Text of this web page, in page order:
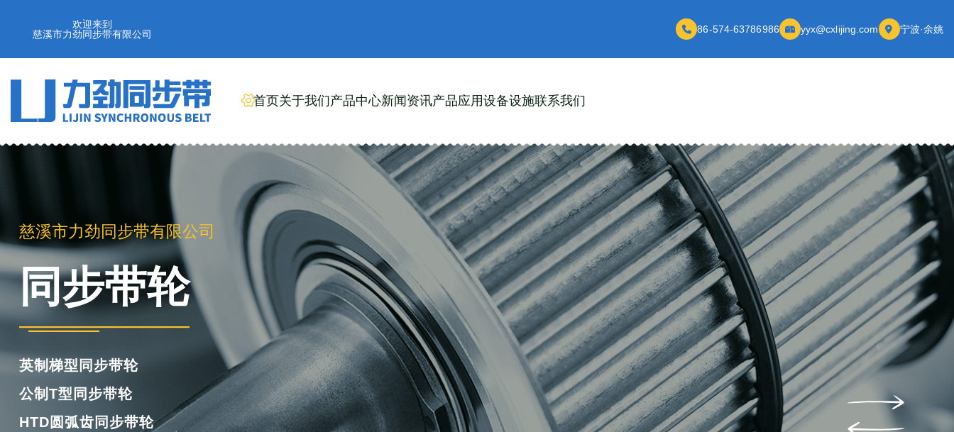
欢迎来到
慈溪市力劲同步带有限公司
86-574-63786986 yyx@cxlijing.com 宁波·余姚
首页关于我们产品中心新闻资讯产品应用设备设施联系我们
慈溪市力劲同步带有限公司
同步带轮
英制梯型同步带轮
公制T型同步带轮
HTD圆弧齿同步带轮